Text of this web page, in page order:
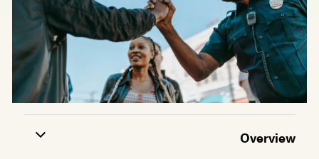
Overview